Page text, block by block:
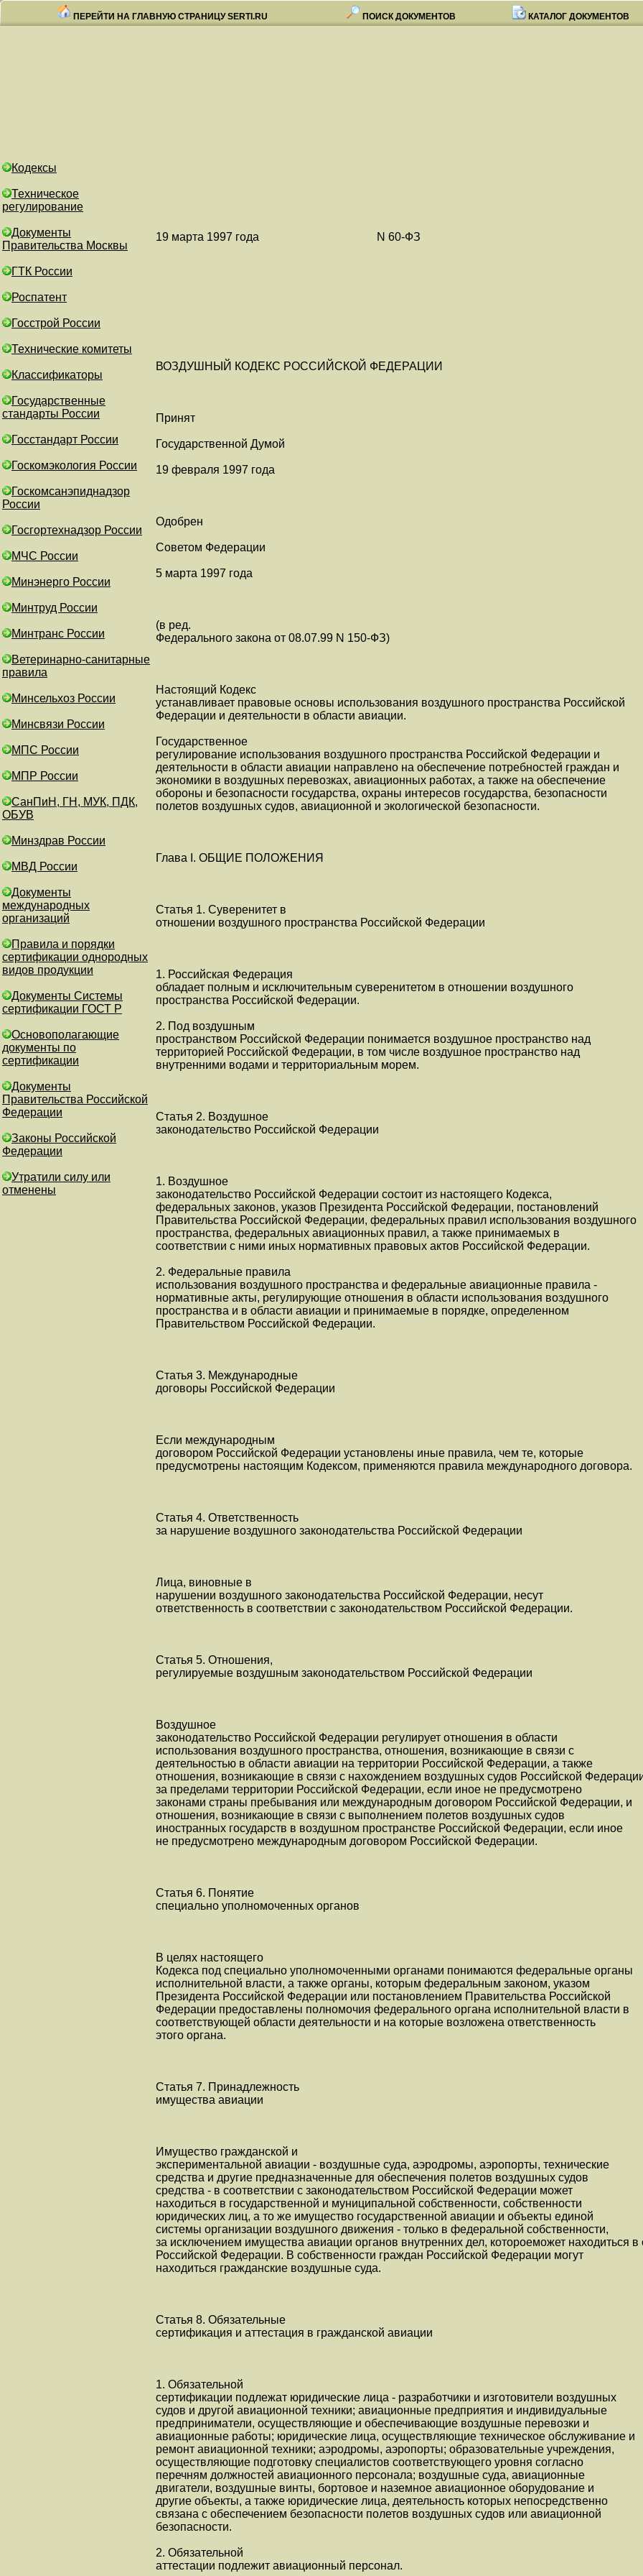
ПЕРЕЙТИ НА ГЛАВНУЮ СТРАНИЦУ SERTI.RU ПОИСК ДОКУМЕНТОВ КАТАЛОГ ДОКУМЕНТОВ
Кодексы
Техническое
регулирование
Документы
Правительства Москвы
ГТК России
Роспатент
Госстрой России
Технические комитеты
Классификаторы
Государственные
стандарты России
Госстандарт России
Госкомэкология России
Госкомсанэпиднадзор
России
Госгортехнадзор России
МЧС России
Минэнерго России
Минтруд России
Минтранс России
Ветеринарно-санитарные
правила
Минсельхоз России
Минсвязи России
МПС России
МПР России
СанПиН, ГН, МУК, ПДК,
ОБУВ
Минздрав России
МВД России
Документы
международных
организаций
Правила и порядки
сертификации однородных
видов продукции
Документы Системы
сертификации ГОСТ Р
Основополагающие
документы по
сертификации
Документы
Правительства Российской
Федерации
Законы Российской
Федерации
Утратили силу или
отменены
19 марта 1997 года N 60-ФЗ
ВОЗДУШНЫЙ КОДЕКС РОССИЙСКОЙ ФЕДЕРАЦИИ
Принят
Государственной Думой
19 февраля 1997 года
Одобрен
Советом Федерации
5 марта 1997 года
(в ред.
Федерального закона от 08.07.99 N 150-ФЗ)
Настоящий Кодекс
устанавливает правовые основы использования воздушного пространства Российской
Федерации и деятельности в области авиации.
Государственное
регулирование использования воздушного пространства Российской Федерации и
деятельности в области авиации направлено на обеспечение потребностей граждан и
экономики в воздушных перевозках, авиационных работах, а также на обеспечение
обороны и безопасности государства, охраны интересов государства, безопасности
полетов воздушных судов, авиационной и экологической безопасности.
Глава I. ОБЩИЕ ПОЛОЖЕНИЯ
Статья 1. Суверенитет в
отношении воздушного пространства Российской Федерации
1. Российская Федерация
обладает полным и исключительным суверенитетом в отношении воздушного
пространства Российской Федерации.
2. Под воздушным
пространством Российской Федерации понимается воздушное пространство над
территорией Российской Федерации, в том числе воздушное пространство над
внутренними водами и территориальным морем.
Статья 2. Воздушное
законодательство Российской Федерации
1. Воздушное
законодательство Российской Федерации состоит из настоящего Кодекса,
федеральных законов, указов Президента Российской Федерации, постановлений
Правительства Российской Федерации, федеральных правил использования воздушного
пространства, федеральных авиационных правил, а также принимаемых в
соответствии с ними иных нормативных правовых актов Российской Федерации.
2. Федеральные правила
использования воздушного пространства и федеральные авиационные правила -
нормативные акты, регулирующие отношения в области использования воздушного
пространства и в области авиации и принимаемые в порядке, определенном
Правительством Российской Федерации.
Статья 3. Международные
договоры Российской Федерации
Если международным
договором Российской Федерации установлены иные правила, чем те, которые
предусмотрены настоящим Кодексом, применяются правила международного договора.
Статья 4. Ответственность
за нарушение воздушного законодательства Российской Федерации
Лица, виновные в
нарушении воздушного законодательства Российской Федерации, несут
ответственность в соответствии с законодательством Российской Федерации.
Статья 5. Отношения,
регулируемые воздушным законодательством Российской Федерации
Воздушное
законодательство Российской Федерации регулирует отношения в области
использования воздушного пространства, отношения, возникающие в связи с
деятельностью в области авиации на территории Российской Федерации, а также
отношения, возникающие в связи с нахождением воздушных судов Российской
за пределами территории Российской Федерации, если иное не предусмотрено
законами страны пребывания или международным договором Российской Федерации, и
отношения, возникающие в связи с выполнением полетов воздушных судов
иностранных государств в воздушном пространстве Российской Федерации, если иное
не предусмотрено международным договором Российской Федерации.
Статья 6. Понятие
специально уполномоченных органов
В целях настоящего
Кодекса под специально уполномоченными органами понимаются федеральные органы
исполнительной власти, а также органы, которым федеральным законом, указом
Президента Российской Федерации или постановлением Правительства Российской
Федерации предоставлены полномочия федерального органа исполнительной власти в
соответствующей области деятельности и на которые возложена ответственность
этого органа.
Статья 7. Принадлежность
имущества авиации
Имущество гражданской и
экспериментальной авиации - воздушные суда, аэродромы, аэропорты, технические
средства и другие предназначенные для обеспечения полетов воздушных судов
средства - в соответствии с законодательством Российской Федерации может
находиться в государственной и муниципальной собственности, собственности
юридических лиц, а то же имущество государственной авиации и объекты единой
системы организации воздушного движения - только в федеральной собственности,
за исключением имущества авиации органов внутренних дел, котороеможет находиться в
Российской Федерации. В собственности граждан Российской Федерации могут
находиться гражданские воздушные суда.
Статья 8. Обязательные
сертификация и аттестация в гражданской авиации
1. Обязательной
сертификации подлежат юридические лица - разработчики и изготовители воздушных
судов и другой авиационной техники; авиационные предприятия и индивидуальные
предприниматели, осуществляющие и обеспечивающие воздушные перевозки и
авиационные работы; юридические лица, осуществляющие техническое обслуживание и
ремонт авиационной техники; аэродромы, аэропорты; образовательные учреждения,
осуществляющие подготовку специалистов соответствующего уровня согласно
перечням должностей авиационного персонала; воздушные суда, авиационные
двигатели, воздушные винты, бортовое и наземное авиационное оборудование и
другие объекты, а также юридические лица, деятельность которых непосредственно
связана с обеспечением безопасности полетов воздушных судов или авиационной
безопасности.
2. Обязательной
аттестации подлежит авиационный персонал.